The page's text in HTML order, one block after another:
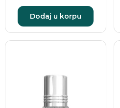
Dodaj u korpu